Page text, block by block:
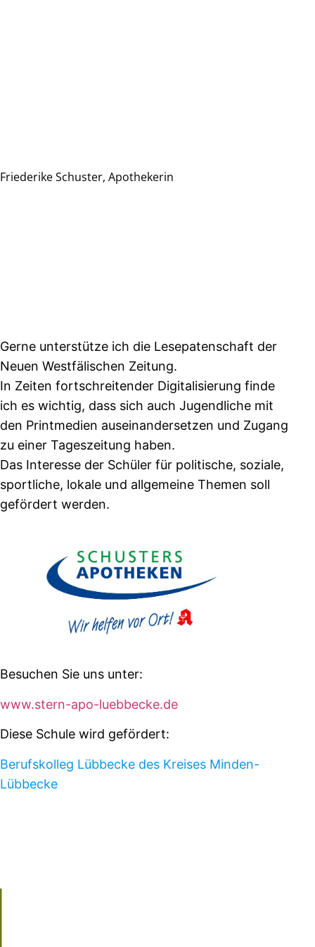
Friederike Schuster, Apothekerin
Gerne unterstütze ich die Lesepatenschaft der
Neuen Westfälischen Zeitung.
In Zeiten fortschreitender Digitalisierung finde
ich es wichtig, dass sich auch Jugendliche mit
den Printmedien auseinandersetzen und Zugang
zu einer Tageszeitung haben.
Das Interesse der Schüler für politische, soziale,
sportliche, lokale und allgemeine Themen soll
gefördert werden.
Besuchen Sie uns unter:
www.stern-apo-luebbecke.de
Diese Schule wird gefördert:
Berufskolleg Lübbecke des Kreises Minden-
Lübbecke